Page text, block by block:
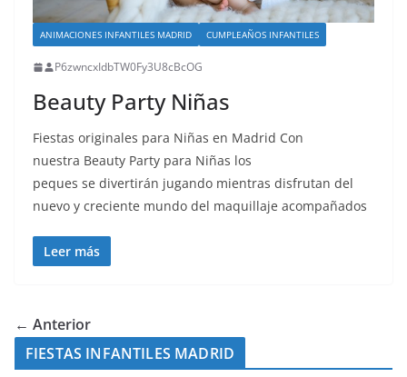
ANIMACIONES INFANTILES MADRID CUMPLEAÑOS INFANTILES
P6zwncxIdbTW0Fy3U8cBcOG
Beauty Party Niñas
Fiestas originales para Niñas en Madrid Con
nuestra Beauty Party para Niñas los
peques se divertirán jugando mientras disfrutan del
nuevo y creciente mundo del maquillaje acompañados
Leer más
← Anterior
FIESTAS INFANTILES MADRID